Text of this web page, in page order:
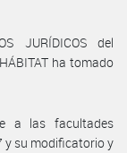
JURÍDICOS del
HÁBITAT ha tomado
a las facultades
y su modificatorio y